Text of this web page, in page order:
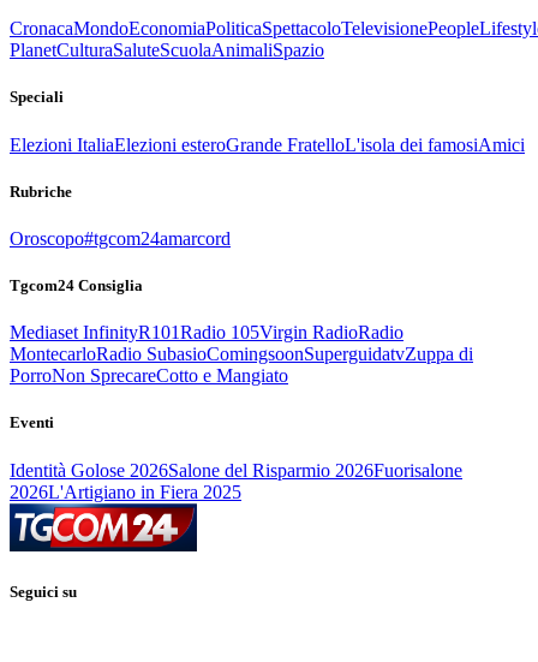
CronacaMondoEconomiaPoliticaSpettacoloTelevisionePeople
PlanetCulturaSaluteScuolaAnimaliSpazio
Speciali
Elezioni ItaliaElezioni esteroGrande FratelloL'isola dei famosiAmici
Rubriche
Oroscopo#tgcom24amarcord
Tgcom24 Consiglia
Mediaset InfinityR101Radio 105Virgin RadioRadio
MontecarloRadio SubasioComingsoonSuperguidatvZuppa di
PorroNon SprecareCotto e Mangiato
Eventi
Identità Golose 2026Salone del Risparmio 2026Fuorisalone
2026L'Artigiano in Fiera 2025
Seguici su